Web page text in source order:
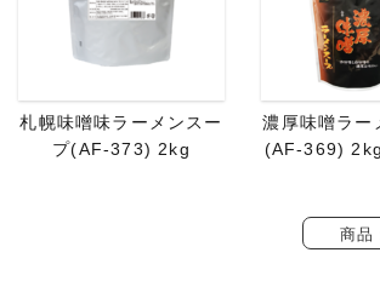
札幌味噌味ラーメンスー
プ(AF-373) 2kg
濃厚味噌ラー
(AF-369)
商品